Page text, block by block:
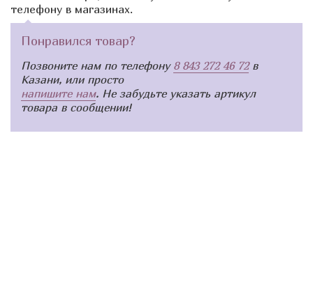
телефону в магазинах.
Понравился товар?
Позвоните нам по телефону 8 843 272 46 72в
Казани, или просто
напишите нам. Не забудьте указать артикул
товара в сообщении!